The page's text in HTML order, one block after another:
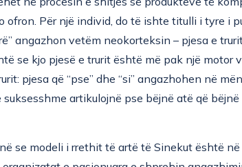
në procesin e shitjes së produkteve të
ofron. Për një individ, do të ishte titulli i tyre i
angazhon vetëm neokorteksin – pjesa e
se kjo pjesë e trurit është më pak një motor
pjesa që “pse” dhe “si” angazhohen në
suksesshme artikulojnë pse bëjnë atë që
se modeli i rrethit të artë të Sinekut është në